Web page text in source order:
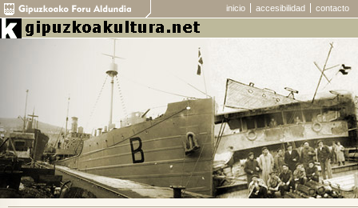
inicio accesibilidad contacto